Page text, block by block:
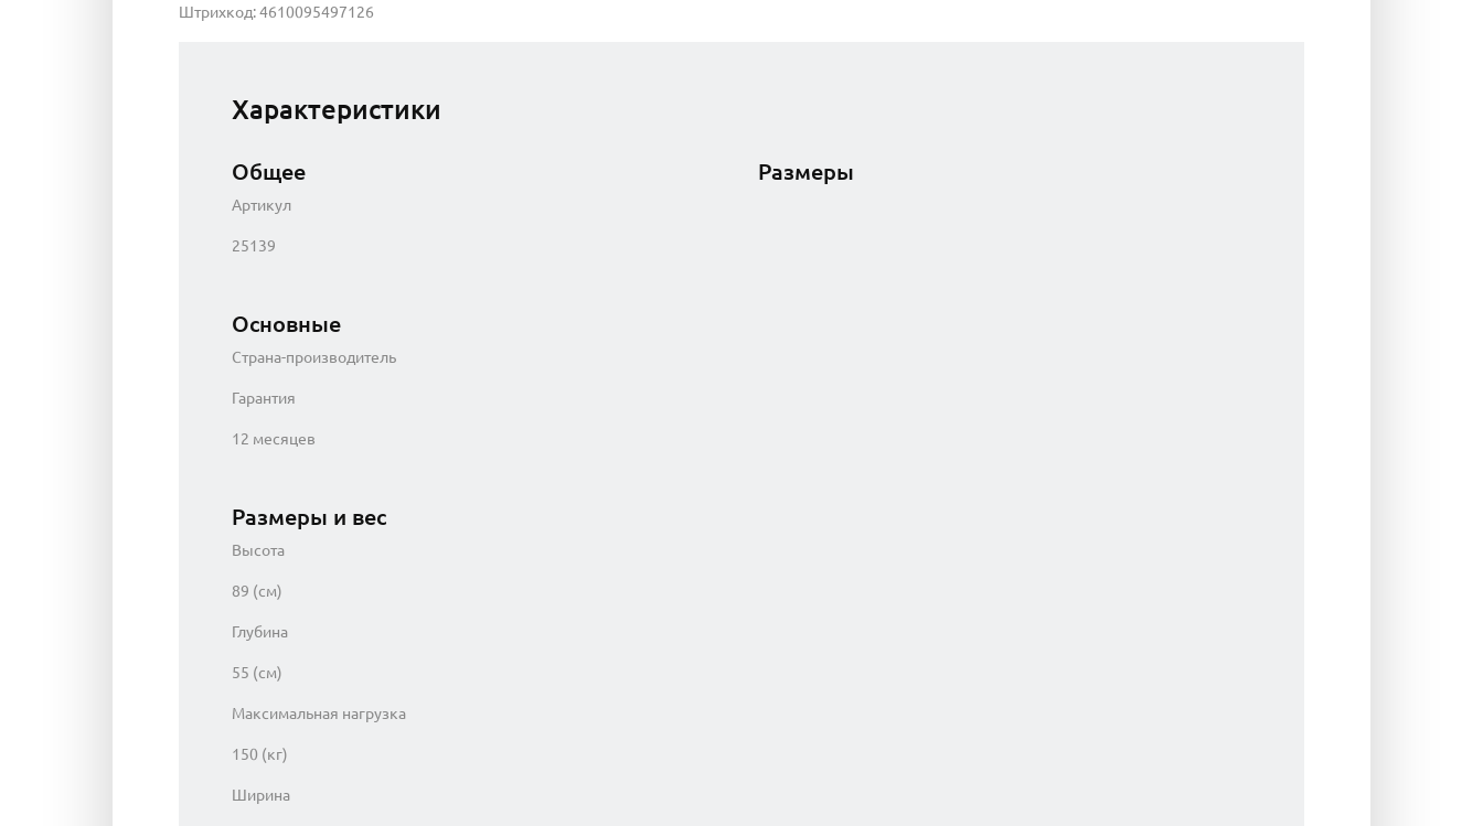
Штрихкод: 4610095497126
Характеристики
Общее
Артикул
25139
Основные
Страна-производитель
Гарантия
12 месяцев
Размеры и вес
Высота
89 (см)
Глубина
55 (см)
Максимальная нагрузка
150 (кг)
Ширина
Размеры